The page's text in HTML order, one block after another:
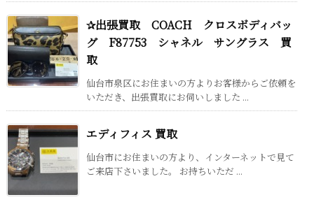
✰出張買取 COACH クロスボディバッ
グ F87753 シャネル サングラス 買
取
仙台市泉区にお住まいの方よりお客様からご依頼を
いただき、出張買取にお伺いしました ...
エディフィス 買取
仙台市にお住まいの方より、インターネットで見て
ご来店下さいました。 お持ちいただ ...